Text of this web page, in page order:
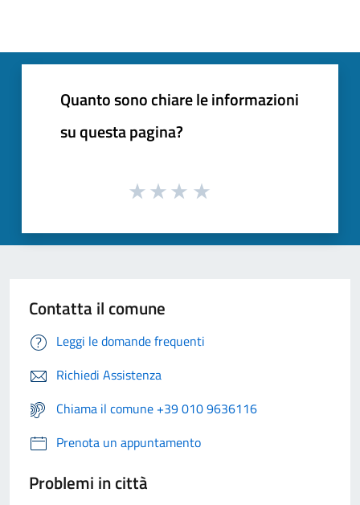
Quanto sono chiare le informazioni
su questa pagina?
Contatta il comune
Leggi le domande frequenti
Richiedi Assistenza
Chiama il comune +39 010 9636116
Prenota un appuntamento
Problemi in città